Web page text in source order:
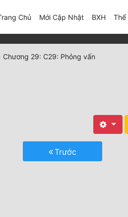
Chủ Mới Cập Nhật(current)
BXH Thể
Chương 29: C29: Phỏng vấn
Trước